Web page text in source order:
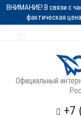
ВНИМАНИЕ! В связи с
фактическая
Официальный
+7